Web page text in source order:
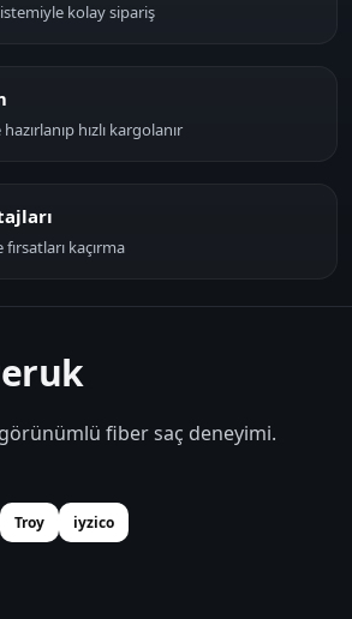
kolay sipariş
hızlı kargolanır
kaçırma
fiber saç deneyimi.
Troy iyzico